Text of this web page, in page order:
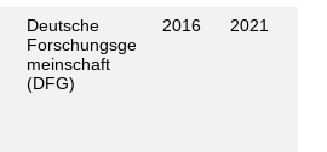
Deutsche
Forschungsge
meinschaft
(DFG)
2016 2021